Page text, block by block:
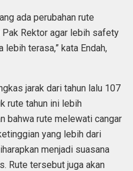
ada perubahan rute
Rektor agar lebih safety
lebih terasa,” kata Endah,
jarak dari tahun lalu 107
rute tahun ini lebih
bahwa rute melewati cangar
yang lebih dari
menjadi suasana
Rute tersebut juga akan